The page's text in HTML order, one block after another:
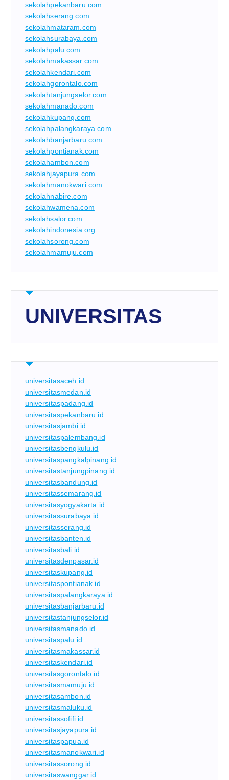
sekolahpekanbaru.com
sekolahserang.com
sekolahmataram.com
sekolahsurabaya.com
sekolahpalu.com
sekolahmakassar.com
sekolahkendari.com
sekolahgorontalo.com
sekolahtanjungselor.com
sekolahmanado.com
sekolahkupang.com
sekolahpalangkaraya.com
sekolahbanjarbaru.com
sekolahpontianak.com
sekolahambon.com
sekolahjayapura.com
sekolahmanokwari.com
sekolahnabire.com
sekolahwamena.com
sekolahsalor.com
sekolahindonesia.org
sekolahsorong.com
sekolahmamuju.com
UNIVERSITAS
universitasaceh.id
universitasmedan.id
universitaspadang.id
universitaspekanbaru.id
universitasjambi.id
universitaspalembang.id
universitasbengkulu.id
universitaspangkalpinang.id
universitastanjungpinang.id
universitasbandung.id
universitassemarang.id
universitasyogyakarta.id
universitassurabaya.id
universitasserang.id
universitasbanten.id
universitasbali.id
universitasdenpasar.id
universitaskupang.id
universitaspontianak.id
universitaspalangkaraya.id
universitasbanjarbaru.id
universitastanjungselor.id
universitasmanado.id
universitaspalu.id
universitasmakassar.id
universitaskendari.id
universitasgorontalo.id
universitasmamuju.id
universitasambon.id
universitasmaluku.id
universitassofifi.id
universitasjayapura.id
universitaspapua.id
universitasmanokwari.id
universitassorong.id
universitaswanggar.id